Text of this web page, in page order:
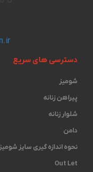
دسترسی های سریع
شومیز
پیراهن زنانه
شلوار زنانه
دامن
نحوه اندازه گیری ‫سایز شومیز
Out Let